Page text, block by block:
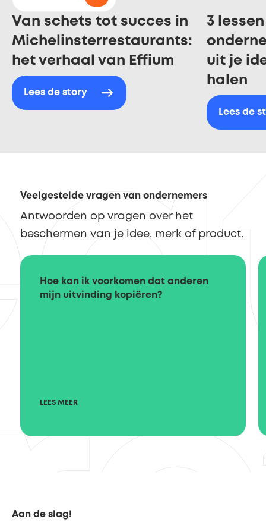
Van schets tot succes in
Michelinsterrestaurants:
het verhaal van Effium
Lees de story
3
uit je
halen
Lees de
Veelgestelde vragen van ondernemers
Antwoorden op vragen over het
beschermen van je idee, merk of product.
Hoe kan ik voorkomen dat anderen
mijn uitvinding kopiëren?
LEES MEER
Aan de slag!